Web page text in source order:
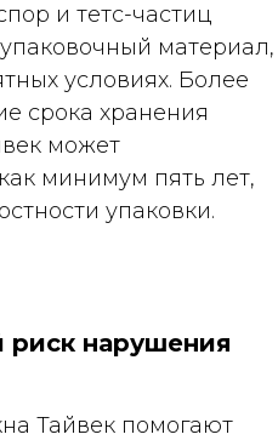
и тетс-частиц
материал,
условиях. Более
срока хранения
может
минимум пять лет,
упаковки.
нарушения
Тайвек помогают